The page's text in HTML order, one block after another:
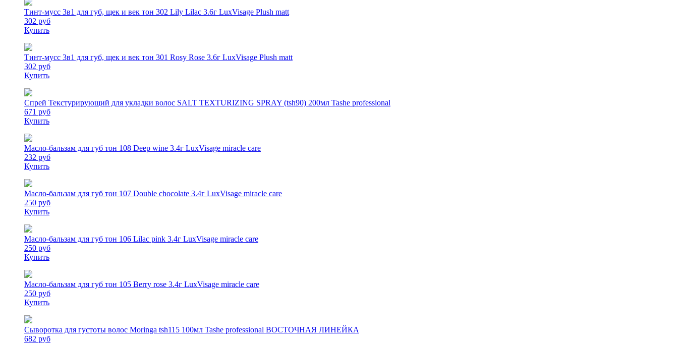
Тинт-мусс 3в1 для губ, щек и век тон 302 Lily Lilac 3.6г LuxVisage Plush matt
302 руб
Купить
Тинт-мусс 3в1 для губ, щек и век тон 301 Rosy Rose 3.6г LuxVisage Plush matt
302 руб
Купить
Спрей Текстурирующий для укладки волос SALT TEXTURIZING SPRAY (tsh90) 200мл Tashe professional
671 руб
Купить
Масло-бальзам для губ тон 108 Deep wine 3.4г LuxVisage miracle care
232 руб
Купить
Масло-бальзам для губ тон 107 Double chocolate 3.4г LuxVisage miracle care
250 руб
Купить
Масло-бальзам для губ тон 106 Lilac pink 3.4г LuxVisage miracle care
250 руб
Купить
Масло-бальзам для губ тон 105 Berry rose 3.4г LuxVisage miracle care
250 руб
Купить
Сыворотка для густоты волос Moringa tsh115 100мл Tashe professional ВОСТОЧНАЯ ЛИНЕЙКА
682 руб